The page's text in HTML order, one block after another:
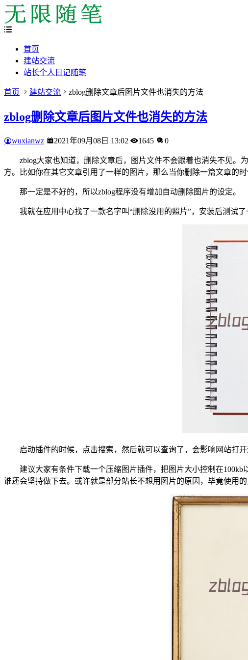
首页
建站交流
站长个人日记随笔
首页 建站交流 zblog删除文章后图片文件也消失的方法
zblog删除文章后图片文件也消失的方法
wuxianwz 2021年09月08日 13:02 1645 0
zblog大家也知道，删除文章后，图片文件不会跟着也消失不见
方。比如你在其它文章引用了一样的图片，那么当你删除一篇文章的
那一定是不好的，所以zblog程序没有增加自动删除图片的设定。
我就在应用中心找了一款名字叫“删除没用的照片”，安装后测试
启动插件的时候，点击搜索，然后就可以查询了，会影响网站打
建议大家有条件下载一个压缩图片插件，把图片大小控制在
谁还会坚持做下去。或许就是部分站长不想用图片的原因，毕竟使用